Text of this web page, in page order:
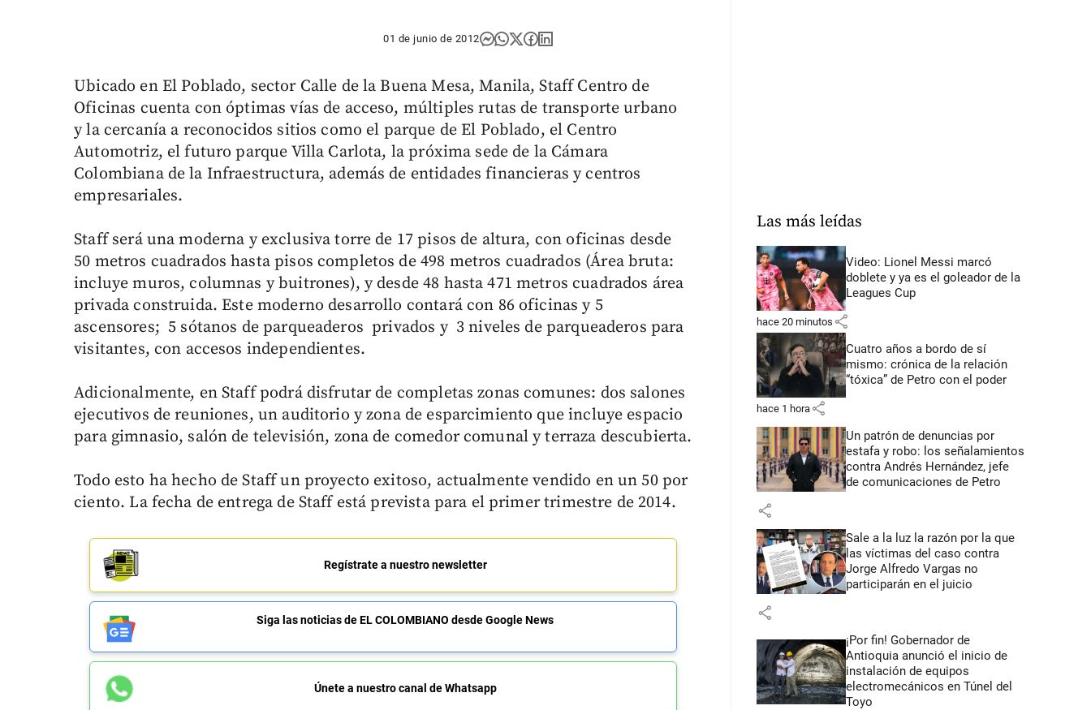
01 de junio de 2012
Ubicado en El Poblado, sector Calle de la Buena Mesa, Manila, Staff Centro de
Oficinas cuenta con óptimas vías de acceso, múltiples rutas de transporte urbano
y la cercanía a reconocidos sitios como el parque de El Poblado, el Centro
Automotriz, el futuro parque Villa Carlota, la próxima sede de la Cámara
Colombiana de la Infraestructura, además de entidades financieras y centros
empresariales.
Staff será una moderna y exclusiva torre de 17 pisos de altura, con oficinas desde
50 metros cuadrados hasta pisos completos de 498 metros cuadrados (Área bruta:
incluye muros, columnas y buitrones), y desde 48 hasta 471 metros cuadrados área
privada construida. Este moderno desarrollo contará con 86 oficinas y 5
ascensores; 5 sótanos de parqueaderos privados y 3 niveles de parqueaderos para
visitantes, con accesos independientes.
Adicionalmente, en Staff podrá disfrutar de completas zonas comunes: dos salones
ejecutivos de reuniones, un auditorio y zona de esparcimiento que incluye espacio
para gimnasio, salón de televisión, zona de comedor comunal y terraza descubierta.
Todo esto ha hecho de Staff un proyecto exitoso, actualmente vendido en un 50 por
ciento. La fecha de entrega de Staff está prevista para el primer trimestre de 2014.
Regístrate a nuestro newsletter
Siga las noticias de EL COLOMBIANO desde Google News
Únete a nuestro canal de Whatsapp
Las más leídas
Video: Lionel Messi marcó
doblete y ya es el goleador de la
Leagues Cup
hace 20 minutos share
Cuatro años a bordo de sí
mismo: crónica de la relación
“tóxica” de Petro con el poder
hace 1 hora share
Un patrón de denuncias por
estafa y robo: los señalamientos
contra Andrés Hernández, jefe
de comunicaciones de Petro
share
Sale a la luz la razón por la que
las víctimas del caso contra
Jorge Alfredo Vargas no
participarán en el juicio
share
¡Por fin! Gobernador de
Antioquia anunció el inicio de
instalación de equipos
electromecánicos en Túnel del
Toyo